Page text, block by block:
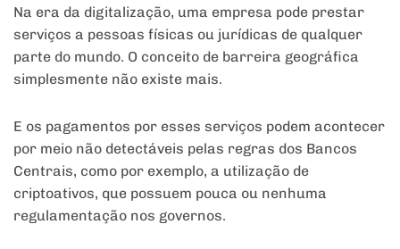
Na era da digitalização, uma empresa pode prestar
serviços a pessoas físicas ou jurídicas de qualquer
parte do mundo. O conceito de barreira geográfica
simplesmente não existe mais.
E os pagamentos por esses serviços podem acontecer
por meio não detectáveis pelas regras dos Bancos
Centrais, como por exemplo, a utilização de
criptoativos, que possuem pouca ou nenhuma
regulamentação nos governos.